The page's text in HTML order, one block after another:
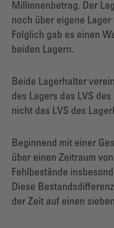
Millionenbetrag. Der
noch über eigene
Folglich gab es einen
beiden Lagern.
Beide Lagerhalter
des Lagers das LVS
nicht das LVS des
Beginnend mit einer
über einen Zeitraum
Fehlbestände
Diese
der Zeit auf einen